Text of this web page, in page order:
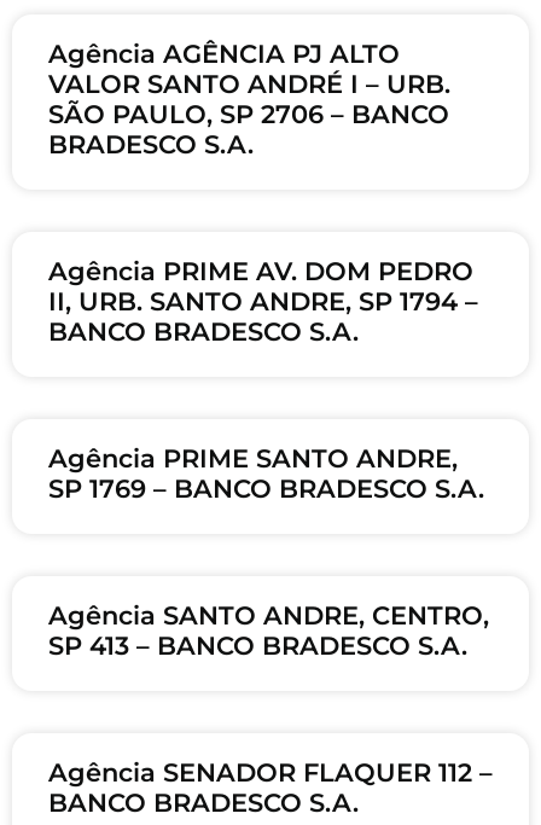
Agência AGÊNCIA PJ ALTO
VALOR SANTO ANDRÉ I – URB.
SÃO PAULO, SP 2706 – BANCO
BRADESCO S.A.
Agência PRIME AV. DOM PEDRO
II, URB. SANTO ANDRE, SP 1794 –
BANCO BRADESCO S.A.
Agência PRIME SANTO ANDRE,
SP 1769 – BANCO BRADESCO S.A.
Agência SANTO ANDRE, CENTRO,
SP 413 – BANCO BRADESCO S.A.
Agência SENADOR FLAQUER 112 –
BANCO BRADESCO S.A.